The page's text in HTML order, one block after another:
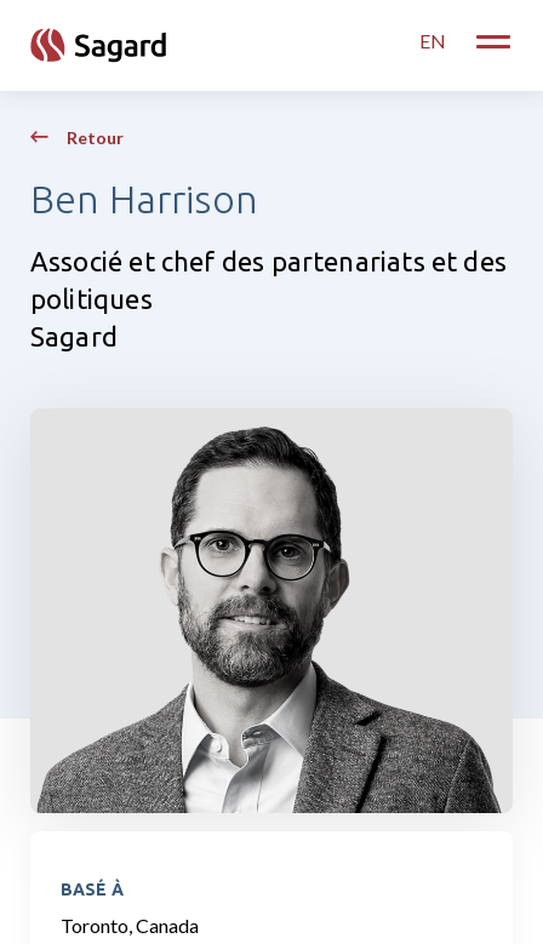
EN
Toggle
Retour
Ben Harrison
Associé et chef des partenariats et des
politiques
Sagard
BASÉ À
Toronto, Canada